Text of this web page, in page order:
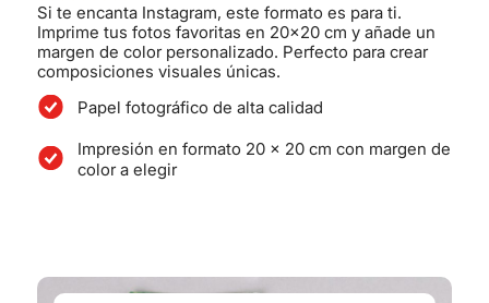
Si te encanta Instagram, este formato es para ti.
Imprime tus fotos favoritas en 20×20 cm y añade un
margen de color personalizado. Perfecto para crear
composiciones visuales únicas.
Papel fotográfico de alta calidad
Impresión en formato 20 x 20 cm con margen de
color a elegir